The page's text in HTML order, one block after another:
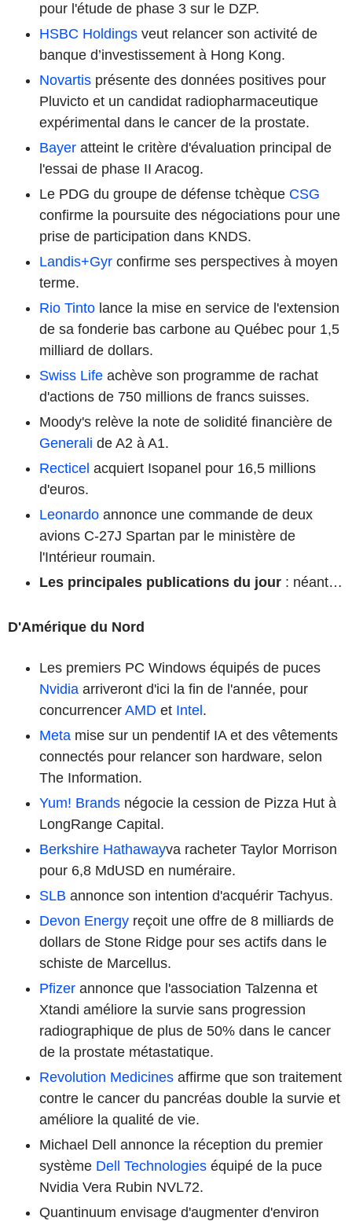
pour l'étude de phase 3 sur le DZP.
HSBC Holdings veut relancer son activité de
banque d’investissement à Hong Kong.
Novartis présente des données positives pour
Pluvicto et un candidat radiopharmaceutique
expérimental dans le cancer de la prostate.
Bayer atteint le critère d'évaluation principal de
l'essai de phase II Aracog.
Le PDG du groupe de défense tchèque CSG
confirme la poursuite des négociations pour une
prise de participation dans KNDS.
Landis+Gyr confirme ses perspectives à moyen
terme.
Rio Tinto lance la mise en service de l'extension
de sa fonderie bas carbone au Québec pour 1,5
milliard de dollars.
Swiss Life achève son programme de rachat
d'actions de 750 millions de francs suisses.
Moody's relève la note de solidité financière de
Generali de A2 à A1.
Recticel acquiert Isopanel pour 16,5 millions
d'euros.
Leonardo annonce une commande de deux
avions C-27J Spartan par le ministère de
l'Intérieur roumain.
Les principales publications du jour : néant…
D'Amérique du Nord
Les premiers PC Windows équipés de puces
Nvidia arriveront d'ici la fin de l'année, pour
concurrencer AMD et Intel.
Meta mise sur un pendentif IA et des vêtements
connectés pour relancer son hardware, selon
The Information.
Yum! Brands négocie la cession de Pizza Hut à
LongRange Capital.
Berkshire Hathawayva racheter Taylor Morrison
pour 6,8 MdUSD en numéraire.
SLB annonce son intention d'acquérir Tachyus.
Devon Energy reçoit une offre de 8 milliards de
dollars de Stone Ridge pour ses actifs dans le
schiste de Marcellus.
Pfizer annonce que l'association Talzenna et
Xtandi améliore la survie sans progression
radiographique de plus de 50% dans le cancer
de la prostate métastatique.
Revolution Medicines affirme que son traitement
contre le cancer du pancréas double la survie et
améliore la qualité de vie.
Michael Dell annonce la réception du premier
système Dell Technologies équipé de la puce
Nvidia Vera Rubin NVL72.
Quantinuum envisage d'augmenter d'environ